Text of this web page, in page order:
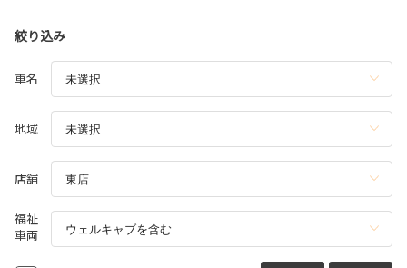
絞り込み
車名
地域
店舗
福祉
車両